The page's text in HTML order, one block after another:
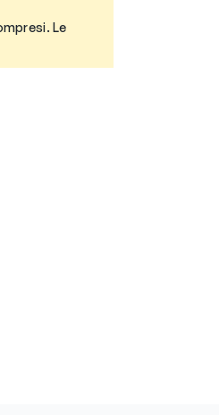
Le